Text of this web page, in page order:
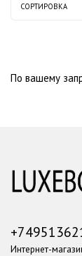
СОРТИРОВКА
По вашему
Интернет-